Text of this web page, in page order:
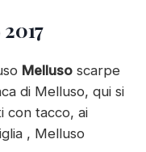
2017
Melluso scarpe
di Melluso, qui si
con tacco, ai
, Melluso